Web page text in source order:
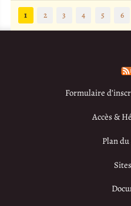
1
2 3 4 5 6
Formulaire
Accès &
Plan